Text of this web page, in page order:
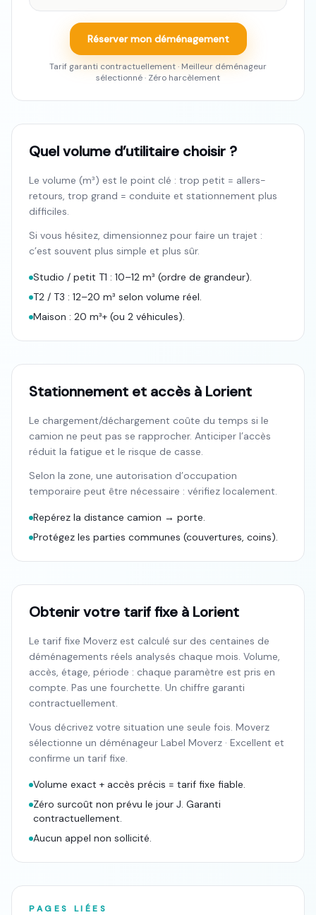
Réserver mon déménagement
Tarif garanti contractuellement · Meilleur déménageur
sélectionné · Zéro harcèlement
Quel volume d’utilitaire choisir ?
Le volume (m³) est le point clé : trop petit = allers-
retours, trop grand = conduite et stationnement plus
difficiles.
Si vous hésitez, dimensionnez pour faire un trajet :
c’est souvent plus simple et plus sûr.
Studio / petit T1 : 10–12 m³ (ordre de grandeur).
T2 / T3 : 12–20 m³ selon volume réel.
Maison : 20 m³+ (ou 2 véhicules).
Stationnement et accès à Lorient
Le chargement/déchargement coûte du temps si le
camion ne peut pas se rapprocher. Anticiper l’accès
réduit la fatigue et le risque de casse.
Selon la zone, une autorisation d’occupation
temporaire peut être nécessaire : vérifiez localement.
Repérez la distance camion → porte.
Protégez les parties communes (couvertures, coins).
Obtenir votre tarif fixe à Lorient
Le tarif fixe Moverz est calculé sur des centaines de
déménagements réels analysés chaque mois. Volume,
accès, étage, période : chaque paramètre est pris en
compte. Pas une fourchette. Un chiffre garanti
contractuellement.
Vous décrivez votre situation une seule fois. Moverz
sélectionne un déménageur Label Moverz · Excellent et
confirme un tarif fixe.
Volume exact + accès précis = tarif fixe fiable.
Zéro surcoût non prévu le jour J. Garanti
contractuellement.
Aucun appel non sollicité.
PAGES LIÉES